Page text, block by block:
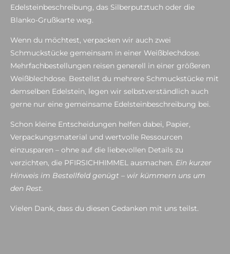
Edelsteinbeschreibung, das Silberputztuch oder die
Blanko-Grußkarte weg.
Wenn du möchtest, verpacken wir auch zwei
Schmuckstücke gemeinsam in einer Weißblechdose.
Mehrfachbestellungen reisen generell in einer größeren
Weißblechdose. Bestellst du mehrere Schmuckstücke mit
demselben Edelstein, legen wir selbstverständlich auch
gerne nur eine gemeinsame Edelsteinbeschreibung bei.
Schon kleine Entscheidungen helfen dabei, Papier,
Verpackungsmaterial und wertvolle Ressourcen
einzusparen – ohne auf die liebevollen Details zu
verzichten, die PFIRSICHHIMMEL ausmachen. Ein kurzer
Hinweis im Bestellfeld genügt – wir kümmern uns um
den Rest.
Vielen Dank, dass du diesen Gedanken mit uns teilst.